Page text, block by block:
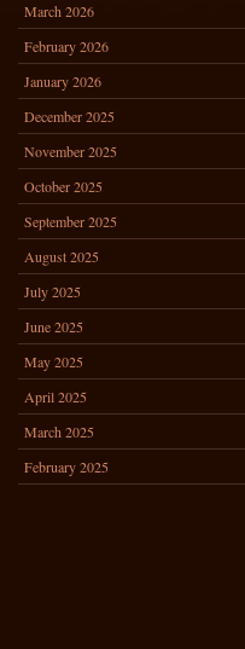
March 2026
February 2026
January 2026
December 2025
November 2025
October 2025
September 2025
August 2025
July 2025
June 2025
May 2025
April 2025
March 2025
February 2025